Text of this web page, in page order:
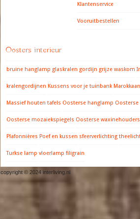
Klantenservice
Vooruitbestellen
Oosters interieur
bruine hanglamp glaskralen gordijn grijze waskom
kralengordijnen Kussens voor je tuinbank
Massief houten tafels Oosterse hanglamp
Oosterse mozaiekspiegels Oosterse waxinehouders
Plafonnières Poef en kussen sfeerverlichting
Turkse lamp vloerlamp filigrain
copyright © 2024 interliving.nl